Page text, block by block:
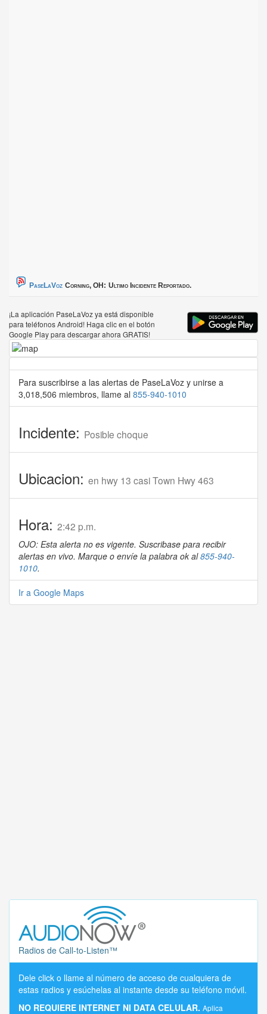
PaseLaVoz Corning, OH: Ultimo Incidente Reportado.
¡La aplicación PaseLaVoz ya está disponible
para teléfonos Android! Haga clic en el botón
Google Play para descargar ahora GRATIS!
Para suscribirse a las alertas de PaseLaVoz y unirse a
3,018,506 miembros, llame al 855-940-1010
Incidente: Posible choque
Ubicacion: en hwy 13 casi Town Hwy 463
Hora: 2:42 p.m.
OJO: Esta alerta no es vigente. Suscribase para recibir
alertas en vivo. Marque o envíe la palabra ok al855-940-
1010.
Ir a Google Maps
Radios de Call-to-Listen™
Dele click o llame al número de acceso de cualquiera de
estas radios y esúchelas al instante desde su teléfono móvil.
NO REQUIERE INTERNET NI DATA CELULAR. Aplica